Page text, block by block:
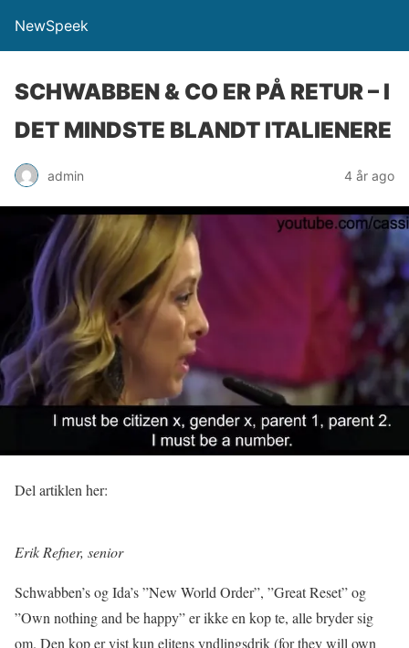
NewSpeek
SCHWABBEN & CO ER PÅ RETUR – I
DET MINDSTE BLANDT ITALIENERE
admin 4 år ago
Del artiklen her:
Erik Refner, senior
Schwabben’s og Ida’s ”New World Order”, ”Great Reset” og
”Own nothing and be happy” er ikke en kop te, alle bryder sig
om. Den kop er vist kun elitens yndlingsdrik (for they will own